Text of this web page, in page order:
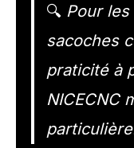
🔍 Pour
sacoches
praticité à
NICECNC